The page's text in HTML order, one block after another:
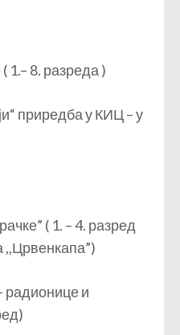
8. разреда )
приредба у КИЦ – у
( 1. – 4. разред
,,Црвенкапа”)
и